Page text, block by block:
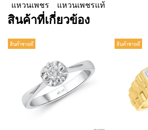
แหวนเพชร แหวนเพชรแท้
สินค้าที่เกี่ยวข้อง
สินค้าขายดี สินค้าขายดี